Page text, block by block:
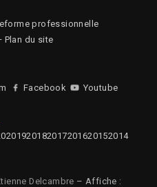
professionnelle
Plan du site
Facebook Youtube
201920182017201620152014
Delcambre – Affiche :